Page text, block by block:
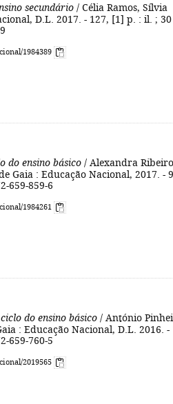
secundário / Célia Ramos, Sílvia
D.L. 2017. - 127, [1] p. : il. ; 30
1984389
do ensino básico / Alexandra
Gaia : Educação Nacional, 2017. -
659-859-6
1984261
ciclo do ensino básico / António
: Educação Nacional, D.L. 2016. -
659-760-5
2019565